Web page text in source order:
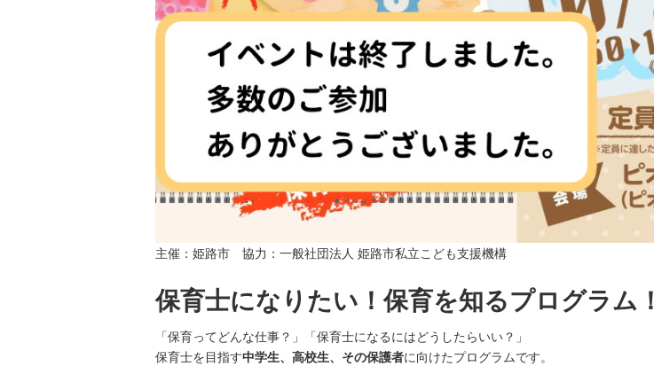
主催：姫路市 協力：一般社団法人 姫路市私立こども支援機構
保育士になりたい！保育を知るプログラム！
「保育ってどんな仕事？」「保育士になるにはどうしたらいい？」
保育士を目指す中学生、高校生、その保護者に向けたプログラムです。